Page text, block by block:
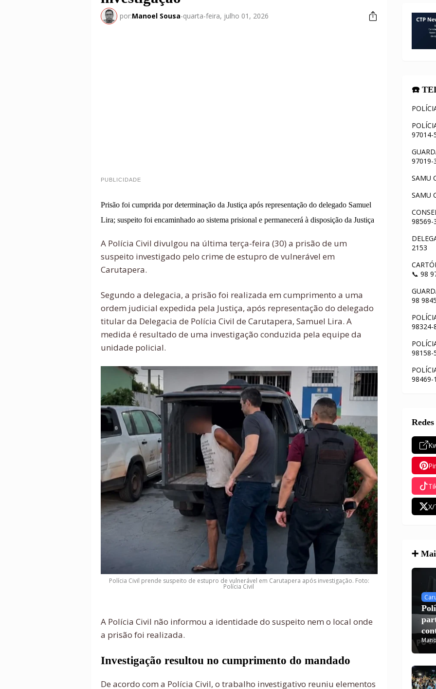
por:Manoel Sousa-quarta-feira, julho 01, 2026
PUBLICIDADE
Prisão foi cumprida por determinação da Justiça após representação do delegado Samuel
Lira; suspeito foi encaminhado ao sistema prisional e permanecerá à disposição da Justiça
A Polícia Civil divulgou na última terça-feira (30) a prisão de um
suspeito investigado pelo crime de estupro de vulnerável em
Carutapera.
Segundo a delegacia, a prisão foi realizada em cumprimento a uma
ordem judicial expedida pela Justiça, após representação do delegado
titular da Delegacia de Polícia Civil de Carutapera, Samuel Lira. A
medida é resultado de uma investigação conduzida pela equipe da
unidade policial.
Polícia Civil prende suspeito de estupro de vulnerável em Carutapera após investigação. Foto:
Polícia Civil
A Polícia Civil não informou a identidade do suspeito nem o local onde
a prisão foi realizada.
Investigação resultou no cumprimento do mandado
De acordo com a Polícia Civil, o trabalho investigativo reuniu elementos
☎️
97014-
97019-
SAMU
SAMU
98569-
2153
📞 98
98
98324-
98158-
98469-
➕